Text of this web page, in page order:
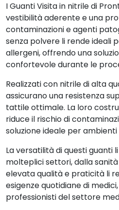
I Guanti Visita in nitrile di
vestibilità aderente e una
contaminazioni e agenti
senza polvere li rende ideali
allergeni, offrendo una
confortevole durante le
Realizzati con nitrile di alta
assicurano una resistenza
tattile ottimale. La loro
riduce il rischio di
soluzione ideale per ambienti
La versatilità di questi guanti
molteplici settori, dalla
elevata qualità e praticità li
esigenze quotidiane di
professionisti del settore